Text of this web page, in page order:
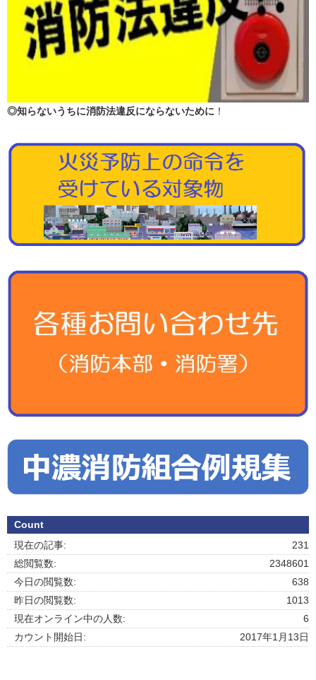
◎知らないうちに消防法違反にならないために ！
Count
231
現在の記事:
2348601
総閲覧数:
638
今日の閲覧数:
1013
昨日の閲覧数:
6
現在オンライン中の人数:
2017年1月13日
カウント開始日: